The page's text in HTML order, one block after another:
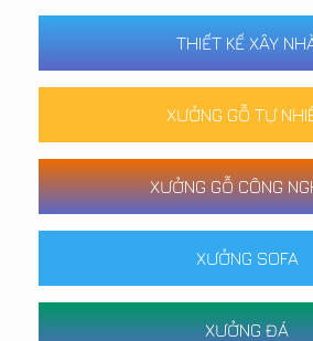
THIẾT KẾ XÂY
XƯỞNG GỖ TỰ
XƯỞNG GỖ CÔNG
XƯỞNG SOFA
XƯỞNG ĐÁ